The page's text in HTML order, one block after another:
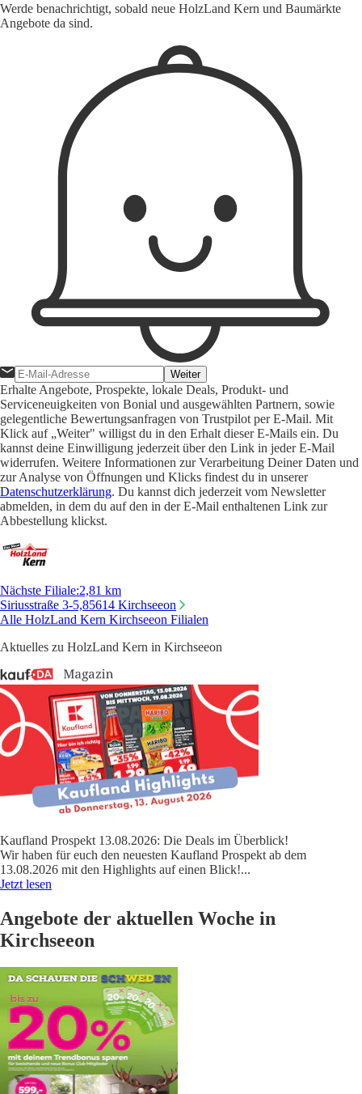
Werde benachrichtigt, sobald neue HolzLand Kern und Baumärkte
Angebote da sind.
Weiter
Erhalte Angebote, Prospekte, lokale Deals, Produkt- und
Serviceneuigkeiten von Bonial und ausgewählten Partnern, sowie
gelegentliche Bewertungsanfragen von Trustpilot per E-Mail. Mit
Klick auf „Weiter" willigst du in den Erhalt dieser E-Mails ein. Du
kannst deine Einwilligung jederzeit über den Link in jeder E-Mail
widerrufen. Weitere Informationen zur Verarbeitung Deiner Daten und
zur Analyse von Öffnungen und Klicks findest du in unserer
Datenschutzerklärung. Du kannst dich jederzeit vom Newsletter
abmelden, in dem du auf den in der E-Mail enthaltenen Link zur
Abbestellung klickst.
Nächste Filiale:2,81 km
Siriusstraße 3-5,85614 Kirchseeon
Alle HolzLand Kern Kirchseeon Filialen
Aktuelles zu HolzLand Kern in Kirchseeon
Kaufland Prospekt 13.08.2026: Die Deals im Überblick!
Wir haben für euch den neuesten Kaufland Prospekt ab dem
13.08.2026 mit den Highlights auf einen Blick!...
Jetzt lesen
Angebote der aktuellen Woche in
Kirchseeon